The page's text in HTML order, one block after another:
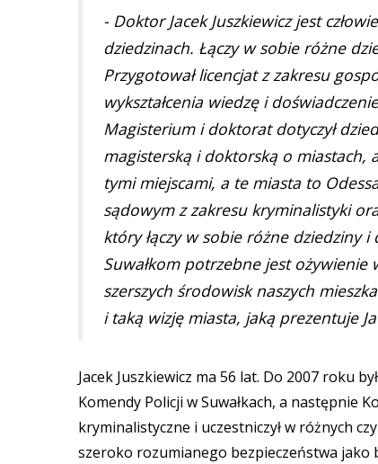
- Doktor Jacek Juszkiewicz jest
dziedzinach. Łączy w sobie różne
Przygotował licencjat z zakresu
wykształcenia wiedzę i
Magisterium i doktorat dotyczył
magisterską i doktorską o miastach,
tymi miejscami, a te miasta to
sądowym z zakresu kryminalistyki
który łączy w sobie różne dziedziny
Suwałkom potrzebne jest
szerszych środowisk naszych
i taką wizję miasta, jaką prezentuje
Jacek Juszkiewicz ma 56 lat. Do 2007 roku
Komendy Policji w Suwałkach, a następnie
kryminalistyczne i uczestniczył w różnych
szeroko rozumianego bezpieczeństwa jako